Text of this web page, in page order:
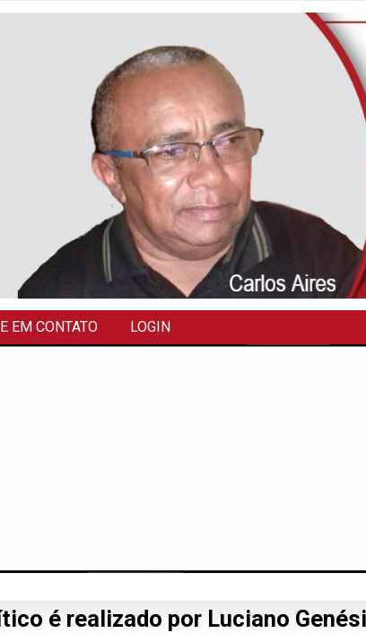
EM CONTATO LOGIN
é realizado por Luciano